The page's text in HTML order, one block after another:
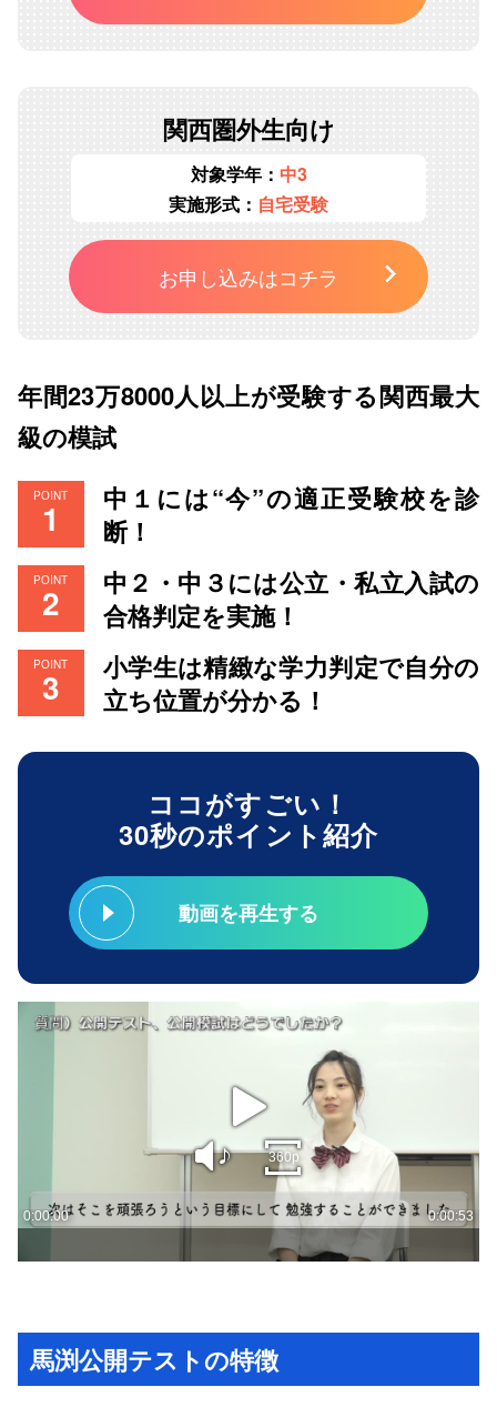
関西圏外生向け
対象学年： 中3
実施形式： 自宅受験
お申し込みはコチラ
年間23万8000人以上が受験する関西最大
級の模試
POINT
中１には“今”の適正受験校を診
断！
POINT
中２・中３には公立・私立入試の
合格判定を実施！
POINT
小学生は精緻な学力判定で自分の
立ち位置が分かる！
ココがすごい！
30秒のポイント紹介
動画を再生する
馬渕公開テストの特徴